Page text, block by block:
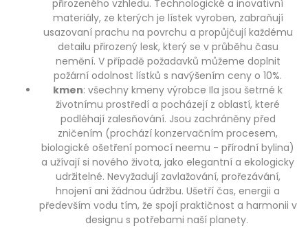
přirozeného vzhledu. Technologické a inovativní
materiály, ze kterých je lístek vyroben, zabraňují
usazovaní prachu na povrchu a propůjčují každému
detailu přirozený lesk, který se v průběhu času
nemění. V případě požadavků můžeme doplnit
požární odolnost lístků s navýšením ceny o 10%.
kmen: všechny kmeny výrobce Ila jsou šetrné k
životnímu prostředí a pocházejí z oblastí, které
podléhají zalesňování. Jsou zachráněny před
zničením (prochází konzervačním procesem,
biologické ošetření pomocí neemu - přírodní bylina)
a užívají si nového života, jako elegantní a ekologicky
udržitelné. Nevyžadují zavlažování, prořezávání,
hnojení ani žádnou údržbu. Ušetří čas, energii a
především vodu tím, že spojí praktičnost a harmonii v
designu s potřebami naší planety.